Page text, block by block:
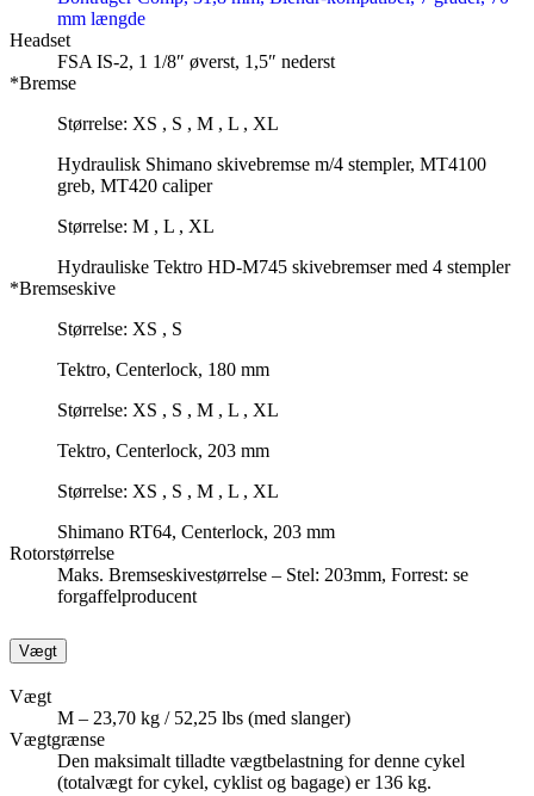
mm længde
Headset
FSA IS-2, 1 1/8″ øverst, 1,5″ nederst
*Bremse
Størrelse: XS , S , M , L , XL
Hydraulisk Shimano skivebremse m/4 stempler, MT4100
greb, MT420 caliper
Størrelse: M , L , XL
Hydrauliske Tektro HD-M745 skivebremser med 4 stempler
*Bremseskive
Størrelse: XS , S
Tektro, Centerlock, 180 mm
Størrelse: XS , S , M , L , XL
Tektro, Centerlock, 203 mm
Størrelse: XS , S , M , L , XL
Shimano RT64, Centerlock, 203 mm
Rotorstørrelse
Maks. Bremseskivestørrelse – Stel: 203mm, Forrest: se
forgaffelproducent
Vægt
Vægt
M – 23,70 kg / 52,25 lbs (med slanger)
Vægtgrænse
Den maksimalt tilladte vægtbelastning for denne cykel
(totalvægt for cykel, cyklist og bagage) er 136 kg.